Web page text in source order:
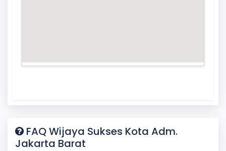
FAQ Wijaya Sukses Kota Adm.
Jakarta Barat